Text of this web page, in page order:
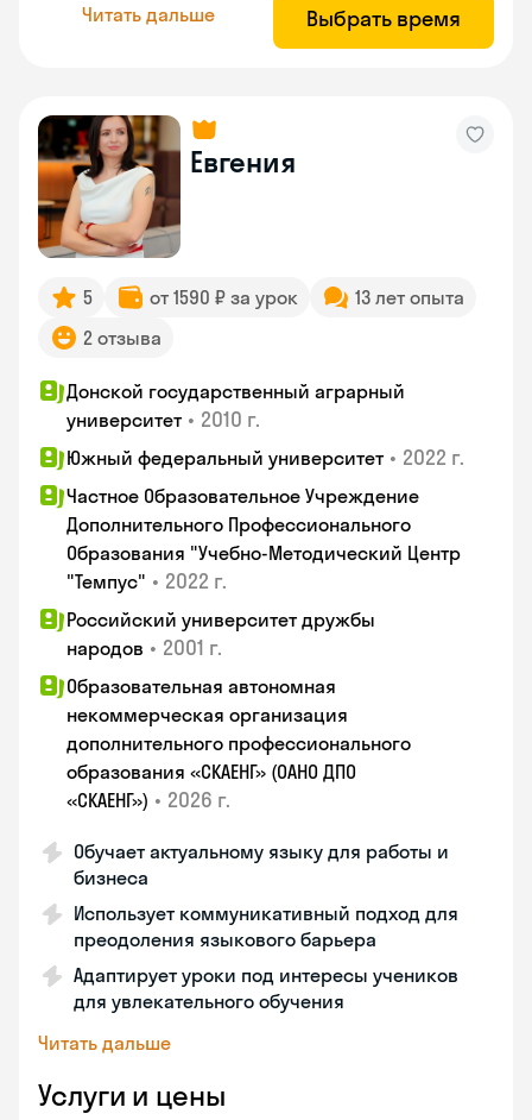
Читать дальше Выбрать время
Евгения
5 от 1590 ₽ за урок
13 лет опыта
2 отзыва
Донской государственный аграрный
университет • 2010 г.
Южный федеральный университет • 2022 г.
Частное Образовательное Учреждение
Дополнительного Профессионального
Образования "Учебно-Методический Центр
"Темпус" • 2022 г.
Российский университет дружбы
народов • 2001 г.
Образовательная автономная
некоммерческая организация
дополнительного профессионального
образования «СКАЕНГ» (ОАНО ДПО
«СКАЕНГ») • 2026 г.
Обучает актуальному языку для работы и
бизнеса
Использует коммуникативный подход для
преодоления языкового барьера
Адаптирует уроки под интересы учеников
для увлекательного обучения
Читать дальше
Услуги и цены